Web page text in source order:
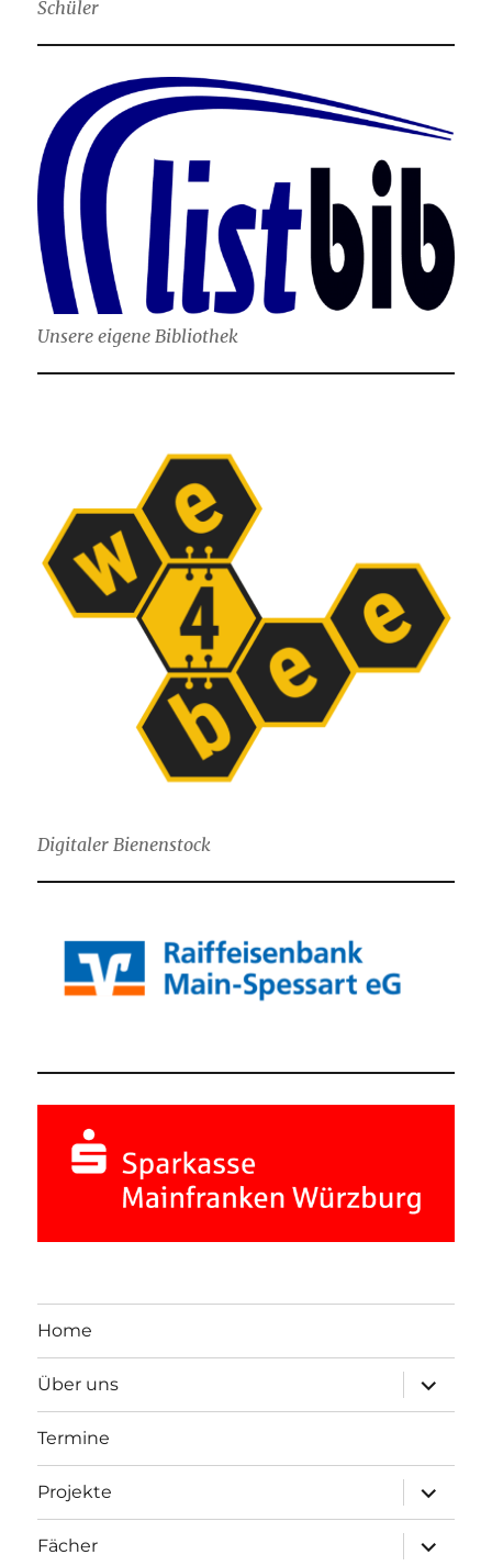
Schüler
Unsere eigene Bibliothek
Digitaler Bienenstock
Home
Über uns
öffnen
Termine
Projekte
öffnen
Fächer
öffnen